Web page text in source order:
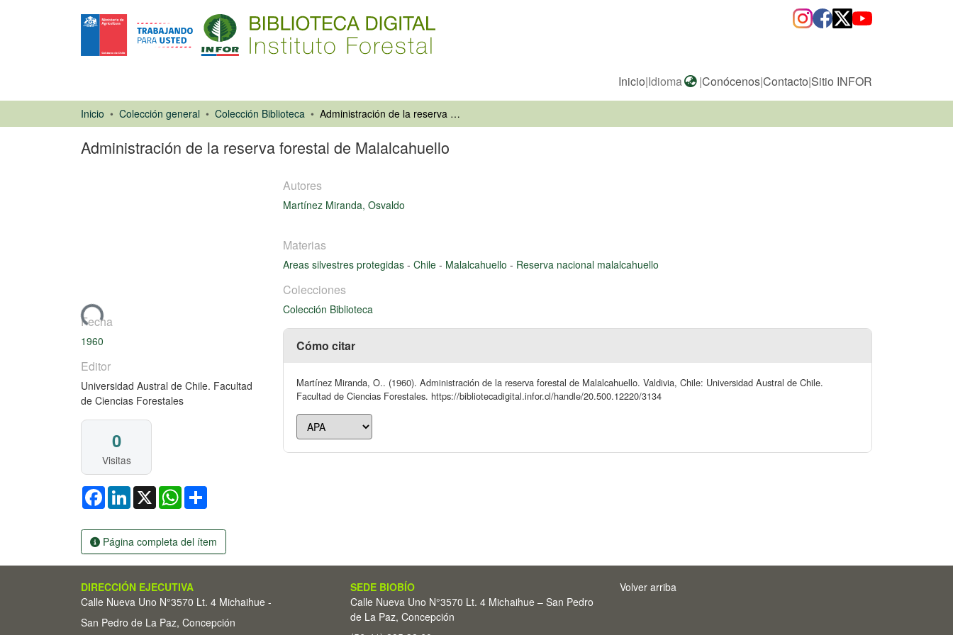
Inicio|Idioma |Conócenos|Contacto|Sitio INFOR
Inicio Colección general Colección Biblioteca Administración de la reserva forestal de Malalcahuello
Administración de la reserva forestal de Malalcahuello
Cargando...
Fecha
1960
Editor
Universidad Austral de Chile. Facultad
de Ciencias Forestales
0
Visitas
FacebookLinkedIn
X WhatsApp
Página completa del ítem
Autores
Martínez Miranda, Osvaldo
Materias
Areas silvestres protegidas - Chile - Malalcahuello - Reserva nacional malalcahuello
Colecciones
Colección Biblioteca
Cómo citar
Martínez Miranda, O.. (1960). Administración de la reserva forestal de Malalcahuello. Valdivia, Chile: Universidad Austral de Chile.
Facultad de Ciencias Forestales. https://bibliotecadigital.infor.cl/handle/20.500.12220/3134
DIRECCIÓN EJECUTIVA
Calle Nueva Uno N°3570 Lt. 4 Michaihue -
San Pedro de La Paz, Concepción
SEDE BIOBÍO
Calle Nueva Uno N°3570 Lt. 4 Michaihue – San Pedro
de La Paz, Concepción
Volver arriba